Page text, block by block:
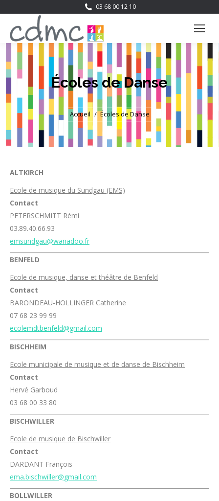
03 68 00 12 10
Écoles de Danse
Vous êtes ici :
Accueil Écoles de Danse
ALTKIRCH
Ecole de musique du Sundgau (EMS)
Contact
PETERSCHMITT Rémi
03.89.40.66.93
emsundgau@wanadoo.fr
BENFELD
Ecole de musique, danse et théâtre de Benfeld
Contact
BARONDEAU-HOLLINGER Catherine
07 68 23 99 99
ecolemdtbenfeld@gmail.com
BISCHHEIM
Ecole municipale de musique et de danse de Bischheim
Contact
Hervé Garboud
03 68 00 33 80
BISCHWILLER
Ecole de musique de Bischwiller
Contact
DARDANT François
ema.bischwiller@gmail.com
BOLLWILLER